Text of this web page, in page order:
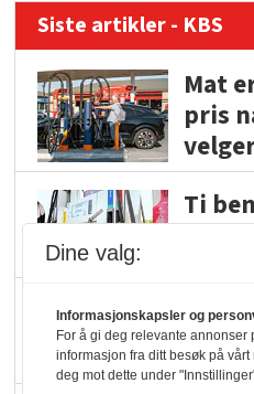
Siste artikler - KBS
Mat
pris
Ti
oktan
Dine valg:
Informasjonskapsler og
For å gi deg relevante annonser
informasjon fra ditt besøk på
deg mot dette under